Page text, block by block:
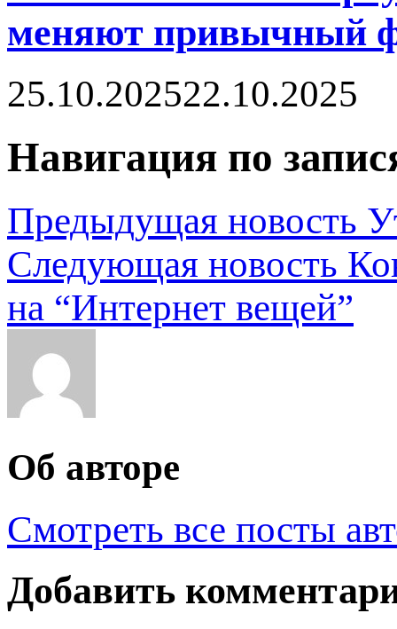
меняют привычный
25.10.202522.10.2025
Навигация по
Предыдущая новость
Следующая новость
на “Интернет вещей”
Об авторе
Смотреть все посты
Добавить